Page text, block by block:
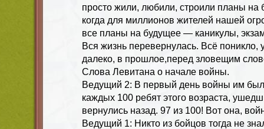
просто жили, любили, строили планы на
когда для миллионов жителей нашей
все планы на будущее — каникулы,
Вся жизнь перевернулась. Всё поникло,
далеко, в прошлое,перед зловещим
Слова Левитана о начале войны.
Ведущий 2: В первый день войны им
каждых 100 ребят этого возраста,
вернулись назад. 97 из 100! Вот она,
Ведущий 1: Никто из бойцов тогда не